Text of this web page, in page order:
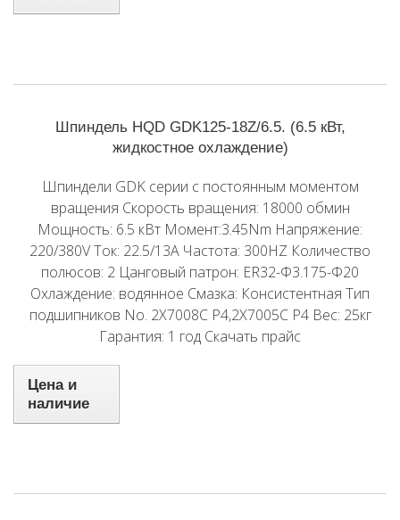
Шпиндель HQD GDK125-18Z/6.5. (6.5 кВт,
жидкостное охлаждение)
Шпиндели GDK серии с постоянным моментом
вращения Скорость вращения: 18000 обмин
Мощность: 6.5 кВт Момент:3.45Nm Напряжение:
220/380V Ток: 22.5/13A Частота: 300HZ Количество
полюсов: 2 Цанговый патрон: ER32-Φ3.175-Φ20
Охлаждение: водянное Смазка: Консистентная Тип
подшипников No. 2X7008C P4,2X7005C P4 Вес: 25кг
Гарантия: 1 год Скачать прайс
Цена и
наличие